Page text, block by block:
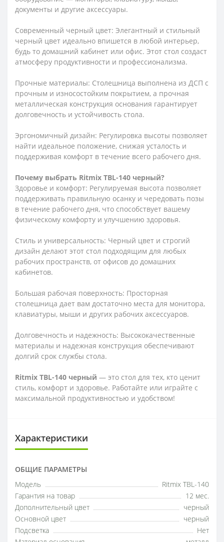
документы и другие аксессуары.
Современный черный цвет: Элегантный и стильный
черный цвет идеально впишется в любой интерьер,
будь то домашний кабинет или офис. Этот стол создаст
атмосферу продуктивности и профессионализма.
Прочные материалы: Столешница выполнена из ДСП с
прочным и износостойким покрытием, а прочная
металлическая конструкция основания гарантирует
долговечность и устойчивость стола.
Эргономичный дизайн: Регулировка высоты позволяет
найти идеальное положение, снижая усталость и
поддерживая комфорт в течение всего рабочего дня.
Почему выбрать Ritmix TBL-140 черный?
Здоровье и комфорт: Регулируемая высота позволяет
поддерживать правильную осанку и чередовать позы
в течение рабочего дня, что способствует вашему
физическому комфорту и улучшению здоровья.
Стиль и универсальность: Черный цвет и строгий
дизайн делают этот стол подходящим для любых
рабочих пространств, от офисов до домашних
кабинетов.
Большая рабочая поверхность: Просторная
столешница дает вам достаточно места для монитора,
клавиатуры, мыши и других рабочих аксессуаров.
Долговечность и надежность: Высококачественные
материалы и надежная конструкция обеспечивают
долгий срок службы стола.
Ritmix TBL-140 черный — это стол для тех, кто ценит
стиль, комфорт и здоровье. Работайте или играйте с
максимальной продуктивностью и удобством!
Характеристики
ОБЩИЕ ПАРАМЕТРЫ
Модель
Ritmix TBL-140
Гарантия на товар
12 мес.
Дополнительный цвет
черный
Основной цвет
черный
Подсветка
Нет